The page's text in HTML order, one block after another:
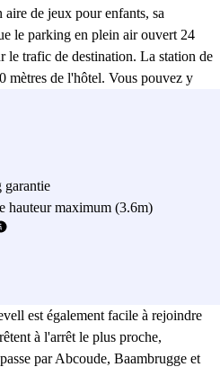
de jeux pour enfants, sa
le parking en plein air ouvert 24
le trafic de destination. La station de
mètres de l'hôtel. Vous pouvez y
ArenA. De là, vous pouvez
Alors que la ligne de métro 50
Lelylaan et Sloterdijk, la ligne de
d'Amsterdam. Après avoir stationné
envie de faire du shopping le
est également facile à rejoindre
à l'arrêt le plus proche,
par Abcoude, Baambrugge et
garantie
hauteur maximum (3.6m)